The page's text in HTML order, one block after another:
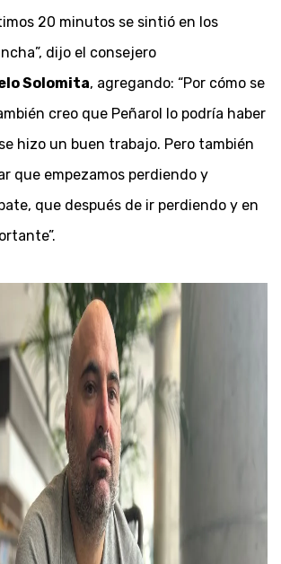
20 minutos se sintió en los
dijo el consejero
Solomita, agregando: “Por cómo se
creo que Peñarol lo podría haber
hizo un buen trabajo. Pero también
que empezamos perdiendo y
que después de ir perdiendo y en